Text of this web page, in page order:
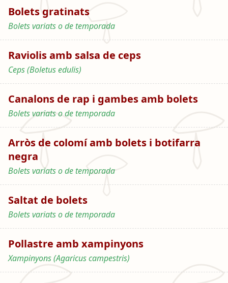
Bolets gratinats
Bolets variats o de temporada
Raviolis amb salsa de ceps
Ceps (Boletus edulis)
Canalons de rap i gambes amb bolets
Bolets variats o de temporada
Arròs de colomí amb bolets i botifarra
negra
Bolets variats o de temporada
Saltat de bolets
Bolets variats o de temporada
Pollastre amb xampinyons
Xampinyons (Agaricus campestris)